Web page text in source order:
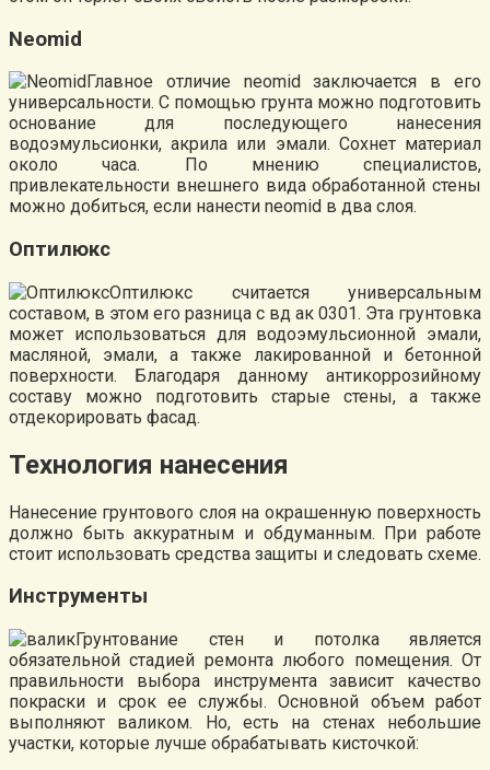
Neomid
Главное отличие neomid заключается в его
универсальности. С помощью грунта можно подготовить
основание для последующего нанесения
водоэмульсионки, акрила или эмали. Сохнет материал
около часа. По мнению специалистов,
привлекательности внешнего вида обработанной стены
можно добиться, если нанести neomid в два слоя.
Оптилюкс
Оптилюкс считается универсальным
составом, в этом его разница с вд ак 0301. Эта грунтовка
может использоваться для водоэмульсионной эмали,
масляной, эмали, а также лакированной и бетонной
поверхности. Благодаря данному антикоррозийному
составу можно подготовить старые стены, а также
отдекорировать фасад.
Технология нанесения
Нанесение грунтового слоя на окрашенную поверхность
должно быть аккуратным и обдуманным. При работе
стоит использовать средства защиты и следовать схеме.
Инструменты
Грунтование стен и потолка является
обязательной стадией ремонта любого помещения. От
правильности выбора инструмента зависит качество
покраски и срок ее службы. Основной объем работ
выполняют валиком. Но, есть на стенах небольшие
участки, которые лучше обрабатывать кисточкой: